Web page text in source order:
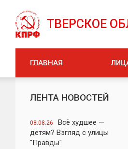
ТВЕРСКОЕ
ГЛАВНАЯ
ЛЕНТА НОВОСТЕЙ
08.08.26
Всё худшее —
детям? Взгляд с улицы
"Правды"